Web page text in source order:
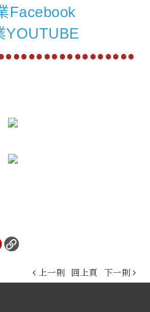
Facebook
YOUTUBE
上一則 回上頁 下一則